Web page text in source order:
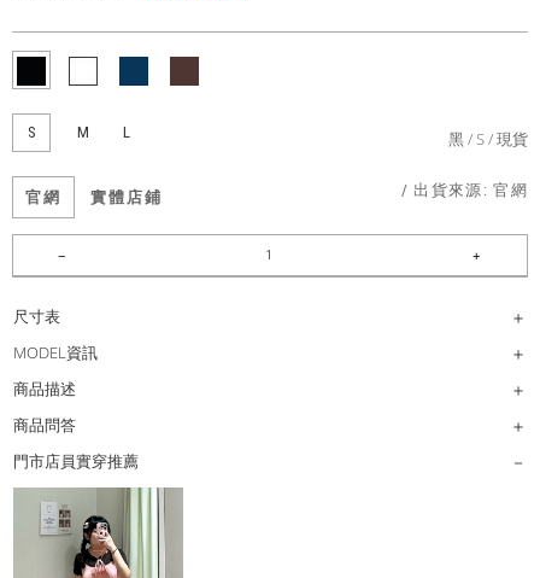
S M L 黑 S 現貨
官網 實體店鋪 / 出貨來源:官網
尺寸表
MODEL資訊
商品描述
商品問答
門市店員實穿推薦